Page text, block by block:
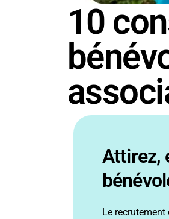
10
Attirez,
Le recrutement